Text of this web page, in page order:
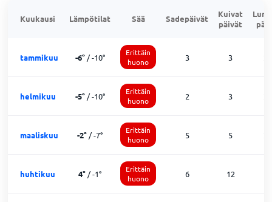
Kuukausi Lämpötilat Sää Sadepäivät
Kuivat
päivät
tammikuu -6°/-10°
Erittäin
huono
3 3
helmikuu -5°/-10°
Erittäin
huono
2 3
maaliskuu -2° /-7°
Erittäin
huono
5 5
huhtikuu 4° /-1°
Erittäin
huono
6 12